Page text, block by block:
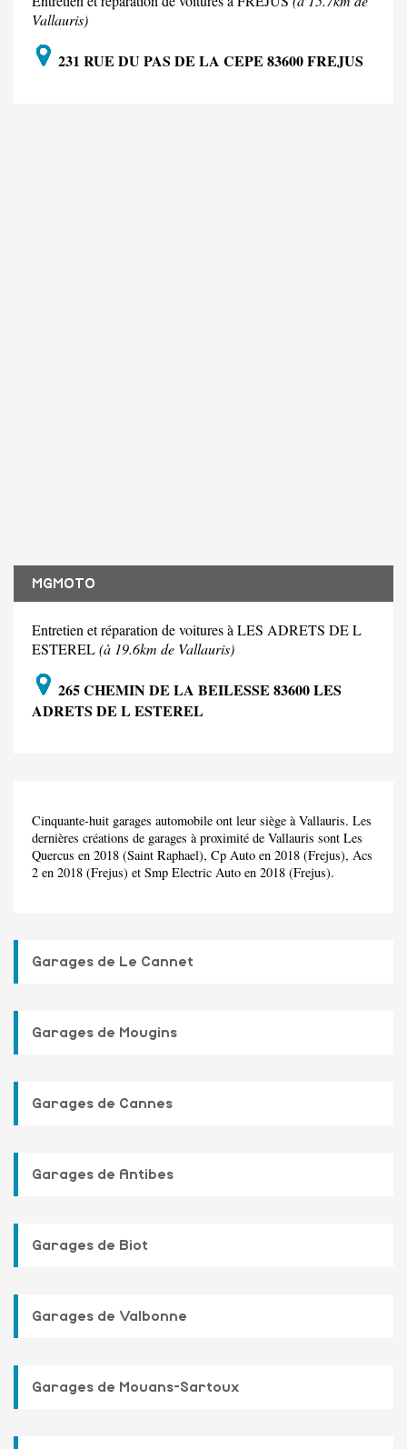
Vallauris)
231 RUE DU PAS DE LA CEPE 83600 FREJUS
MGMOTO
Entretien et réparation de voitures à LES ADRETS DE L
ESTEREL(à 19.6km de Vallauris)
265 CHEMIN DE LA BEILESSE 83600 LES
ADRETS DE L ESTEREL
Cinquante-huit garages automobile ont leur siège à Vallauris. Les
dernières créations de garages à proximité de Vallauris sont Les
Quercus en 2018 (Saint Raphael), Cp Auto en 2018 (Frejus), Acs
2 en 2018 (Frejus) et Smp Electric Auto en 2018 (Frejus).
Garages de Le Cannet
Garages de Mougins
Garages de Cannes
Garages de Antibes
Garages de Biot
Garages de Valbonne
Garages de Mouans-Sartoux